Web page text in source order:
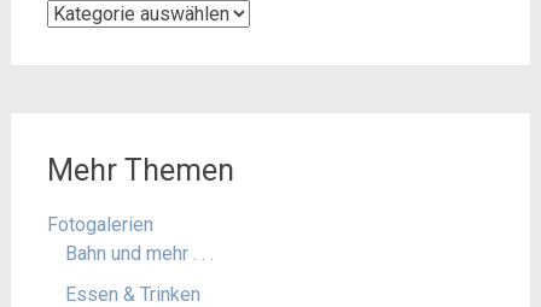
Kategorien
Mehr Themen
Fotogalerien
Bahn und mehr . . .
Essen & Trinken